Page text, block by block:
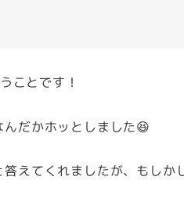
ことです！
だかホッとしました😆
えてくれましたが、もし